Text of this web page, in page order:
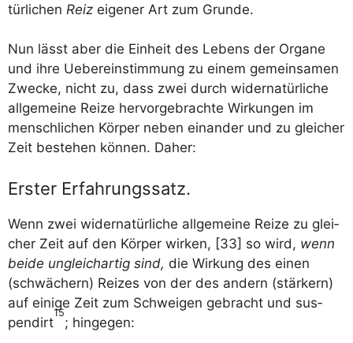
tür­li­chen Reiz eige­ner Art zum Grunde.
Nun lässt aber die Ein­heit des Lebens der Orga­ne
und ihre Ueber­ein­stim­mung zu einem gemein­sa­men
Zwe­cke, nicht zu, dass zwei durch wider­na­tür­li­che
all­ge­mei­ne Rei­ze her­vor­ge­brach­te Wir­kun­gen im
mensch­li­chen Kör­per neben ein­an­der und zu glei­cher
Zeit bestehen kön­nen. Daher:
Erster Erfahrungssatz.
Wenn zwei wider­na­tür­li­che all­ge­mei­ne Rei­ze zu glei­
cher Zeit auf den Kör­per wir­ken, [33] so wird, wenn
bei­de ungleich­ar­tig sind, die Wir­kung des einen
(schwä­chern) Rei­zes von der des andern (stär­kern)
auf eini­ge Zeit zum Schwei­gen gebracht und sus­
pen­dirt
15
; hin­ge­gen: